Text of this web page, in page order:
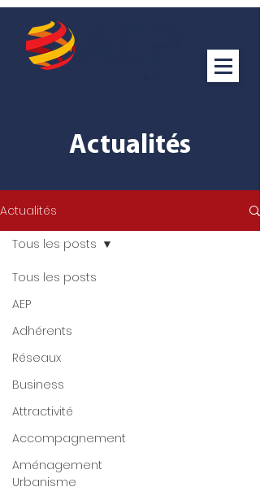
Actualités
Actualités
Tous les posts
AEP
Adhérents
Réseaux
Business
Attractivité
Accompagnement
Aménagement
Urbanisme
Tous les posts